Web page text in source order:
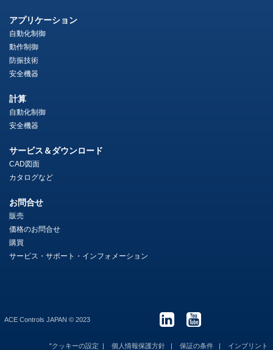
アプリケーション
自動化制御
動作制御
防振技術
安全機器
計算
自動化制御
安全機器
サービス＆ダウンロード
CAD図面
カタログなど
お問合せ
販売
価格のお問合せ
購買
サービス・サポート・インフォメーション
ACE Controls JAPAN © 2023
"クッキーの設定 個人情報保護方針 保証の条件 インプリント